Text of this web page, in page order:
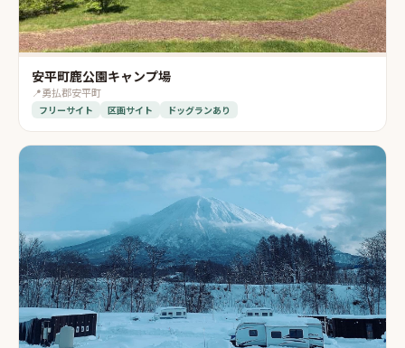
安平町鹿公園キャンプ場
📍勇払郡安平町
フリーサイト 区画サイト ドッグランあり